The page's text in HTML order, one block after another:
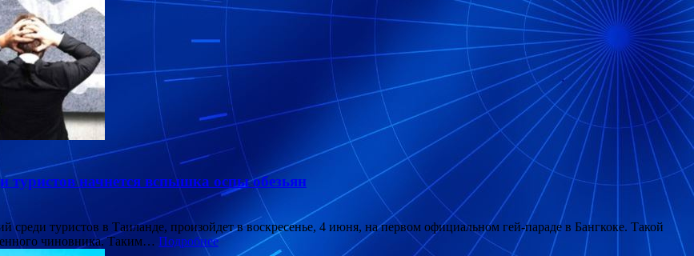
туристов начнется вспышка оспы обезьян
среди туристов в Таиланде, произойдет в воскресенье, 4 июня, на первом официальном гей-параде в Бангкоке. Такой
чиновника. Таким… Подробнее